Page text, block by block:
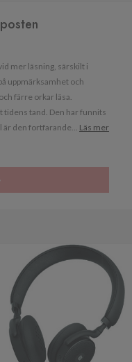
mer läsning, särskilt i
uppmärksamhet och
färre orkar läsa.
tand. Den har funnits
är den fortfarande... Läs mer